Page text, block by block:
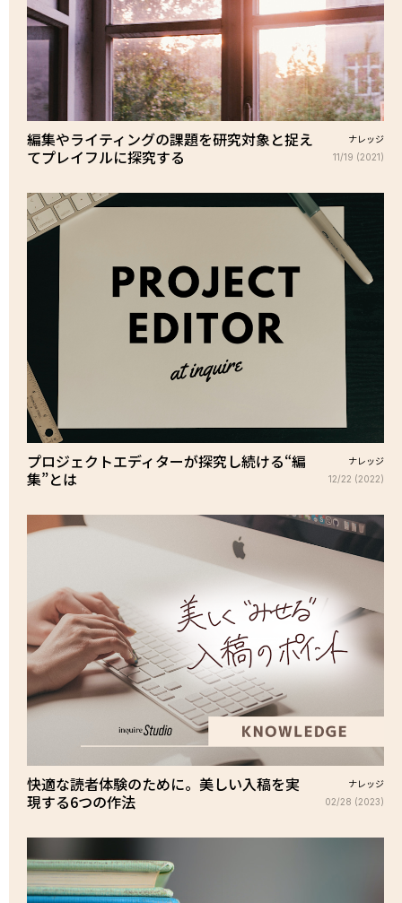
編集やライティングの課題を研究対象と捉え
てプレイフルに探究する
ナレッジ
11/19 (2021)
プロジェクトエディターが探究し続ける“編
集”とは
ナレッジ
12/22 (2022)
快適な読者体験のために。美しい入稿を実
現する6つの作法
ナレッジ
02/28 (2023)